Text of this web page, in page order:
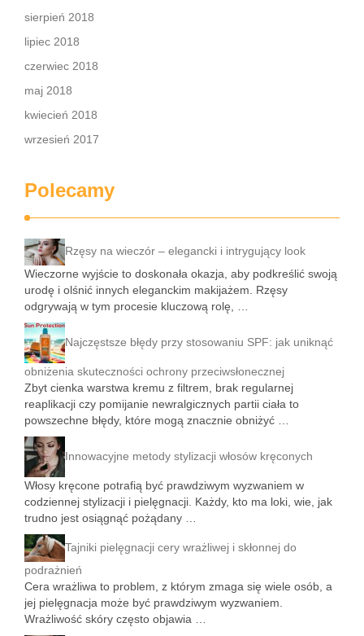
sierpień 2018
lipiec 2018
czerwiec 2018
maj 2018
kwiecień 2018
wrzesień 2017
Polecamy
Rzęsy na wieczór – elegancki i intrygujący look
Wieczorne wyjście to doskonała okazja, aby podkreślić swoją
urodę i olśnić innych eleganckim makijażem. Rzęsy
odgrywają w tym procesie kluczową rolę, …
Najczęstsze błędy przy stosowaniu SPF: jak uniknąć
obniżenia skuteczności ochrony przeciwsłonecznej
Zbyt cienka warstwa kremu z filtrem, brak regularnej
reaplikacji czy pomijanie newralgicznych partii ciała to
powszechne błędy, które mogą znacznie obniżyć …
Innowacyjne metody stylizacji włosów kręconych
Włosy kręcone potrafią być prawdziwym wyzwaniem w
codziennej stylizacji i pielęgnacji. Każdy, kto ma loki, wie, jak
trudno jest osiągnąć pożądany …
Tajniki pielęgnacji cery wrażliwej i skłonnej do
podrażnień
Cera wrażliwa to problem, z którym zmaga się wiele osób, a
jej pielęgnacja może być prawdziwym wyzwaniem.
Wrażliwość skóry często objawia …